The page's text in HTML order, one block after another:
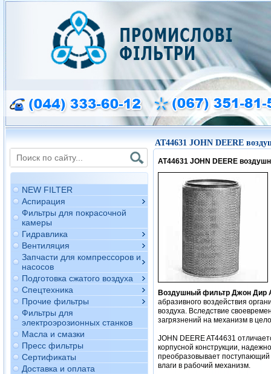
NEW FILTER
Аспирация
Фильтры для покрасочной
камеры
Гидравлика
Вентиляция
Запчасти для компрессоров и
насосов
Подготовка сжатого воздуха
Спецтехника
Прочие фильтры
Фильтры для
электроэрозионных станков
Масла и смазки
Пресс фильтры
Сертификаты
Доставка и оплата
AT44631 JOHN DEERE
AT44631 JOHN DEERE
Воздушный фильтр Джон Дир
абразивного воздействия
воздуха. Вследствие
загрязнений на механизм в
JOHN DEERE AT44631
корпусной конструкции,
преобразовывает поступающий
влаги в рабочий механизм.